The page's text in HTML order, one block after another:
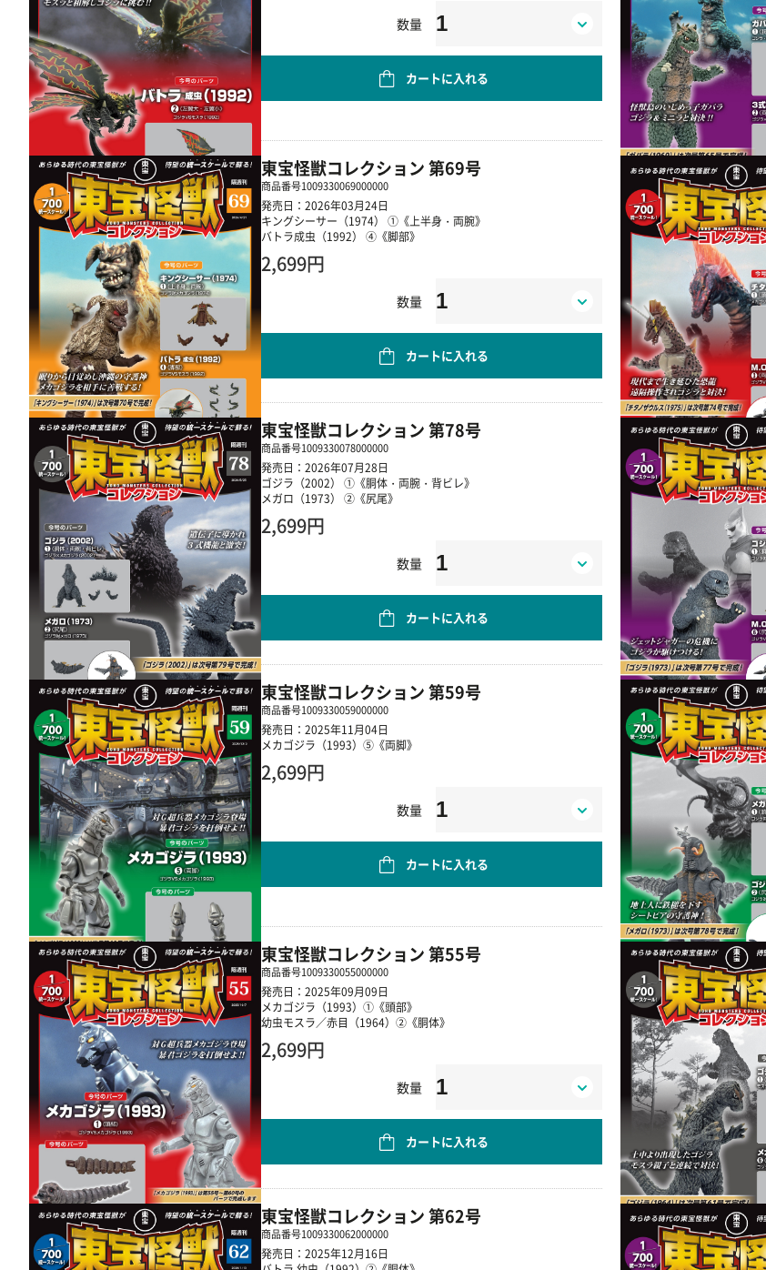
数量
カートに入れる
東宝怪獣コレクション 第69号
商品番号1009330069000000
発売日：2026年03月24日
キングシーサー（1974） ①《上半身・両腕》
バトラ成虫（1992） ④《脚部》
2,699円
数量
カートに入れる
東宝怪獣コレクション 第78号
商品番号1009330078000000
発売日：2026年07月28日
ゴジラ（2002） ①《胴体・両腕・背ビレ》
メガロ（1973） ②《尻尾》
2,699円
数量
カートに入れる
東宝怪獣コレクション 第59号
商品番号1009330059000000
発売日：2025年11月04日
メカゴジラ（1993）⑤《両脚》
2,699円
数量
カートに入れる
東宝怪獣コレクション 第55号
商品番号1009330055000000
発売日：2025年09月09日
メカゴジラ（1993）①《頭部》
幼虫モスラ／赤目（1964）②《胴体》
2,699円
数量
カートに入れる
東宝怪獣コレクション 第62号
商品番号1009330062000000
発売日：2025年12月16日